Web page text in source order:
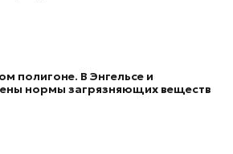
полигоне. В Энгельсе и
нормы загрязняющих веществ